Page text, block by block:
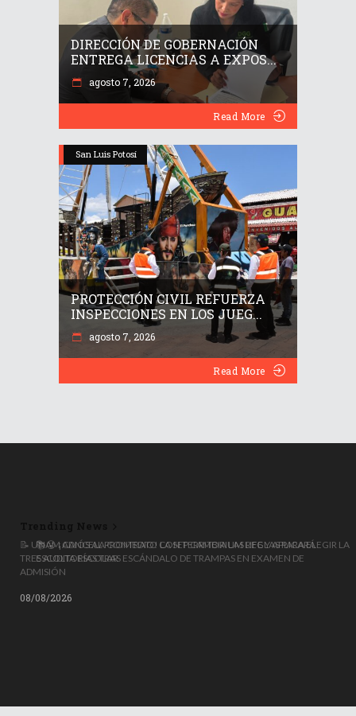
DIRECCIÓN DE GOBERNACIÓN
ENTREGA LICENCIAS A EXPOS...
agosto 7, 2026
Read More
San Luis Potosí
PROTECCIÓN CIVIL REFUERZA
INSPECCIONES EN LOS JUEG...
agosto 7, 2026
Read More
📝 UNAM CANCELA CONTRATO CON TERRITORIUM LIFE Y APLICARÁ
TRES AUDITORÍAS TRAS ESCÁNDALO DE TRAMPAS EN EXAMEN DE
ADMISIÓN
08/08/2026